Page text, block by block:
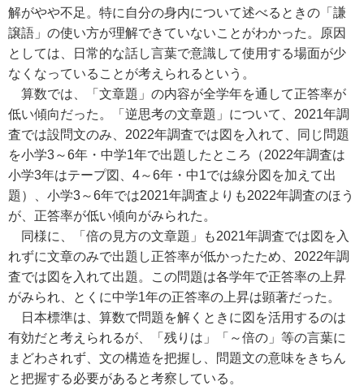
解がやや不足。特に自分の身内について述べるときの「謙
譲語」の使い方が理解できていないことがわかった。原因
としては、日常的な話し言葉で意識して使用する場面が少
なくなっていることが考えられるという。
算数では、「文章題」の内容が全学年を通して正答率が
低い傾向だった。「逆思考の文章題」について、2021年調
査では設問文のみ、2022年調査では図を入れて、同じ問題
を小学3～6年・中学1年で出題したところ（2022年調査は
小学3年はテープ図、4～6年・中1では線分図を加えて出
題）、小学3～6年では2021年調査よりも2022年調査のほう
が、正答率が低い傾向がみられた。
同様に、「倍の見方の文章題」も2021年調査では図を入
れずに文章のみで出題し正答率が低かったため、2022年調
査では図を入れて出題。この問題は各学年で正答率の上昇
がみられ、とくに中学1年の正答率の上昇は顕著だった。
日本標準は、算数で問題を解くときに図を活用するのは
有効だと考えられるが、「残りは」「～倍の」等の言葉に
まどわされず、文の構造を把握し、問題文の意味をきちん
と把握する必要があると考察している。